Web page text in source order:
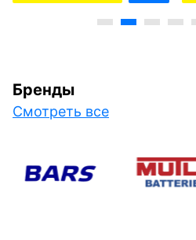
Бренды
Смотреть все